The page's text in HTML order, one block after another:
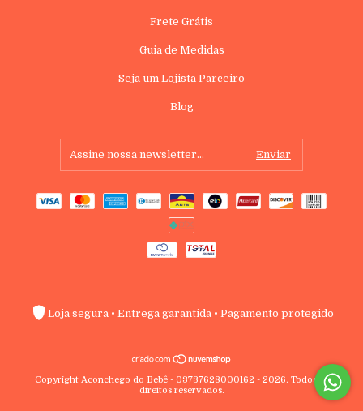
Frete Grátis
Guia de Medidas
Seja um Lojista Parceiro
Blog
Loja segura • Entrega garantida • Pagamento protegido
Copyright Aconchego do Bebê - 03737628000162 - 2026. Todos os
direitos reservados.